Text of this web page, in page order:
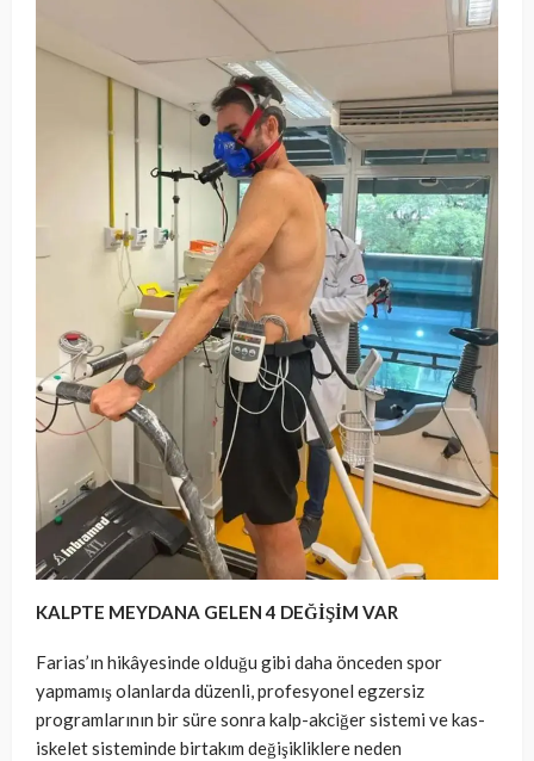
KALPTE MEYDANA GELEN 4 DEĞİŞİM VAR
Farias’ın hikâyesinde olduğu gibi daha önceden spor
yapmamış olanlarda düzenli, profesyonel egzersiz
programlarının bir süre sonra kalp-akciğer sistemi ve kas-
iskelet sisteminde birtakım değişikliklere neden